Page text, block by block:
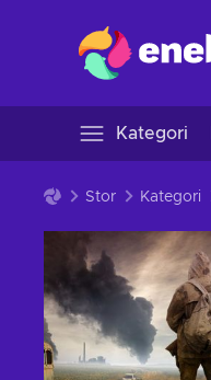
Kategori
Stor Kategori